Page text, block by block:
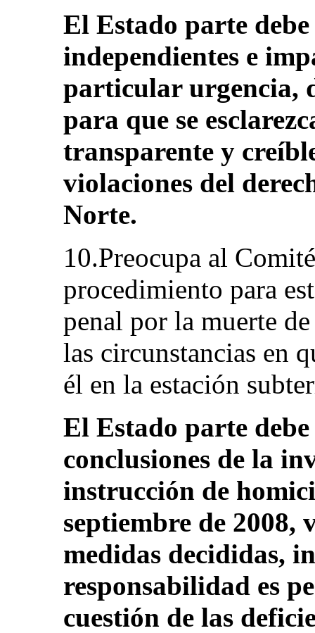
El Estado parte
independientes e
particular urgencia,
para que se
transparente y
violaciones del
Norte.
10.Preocupa al
procedimiento para
penal por la muerte
las circunstancias en
él en la estación
El Estado parte
conclusiones de la
instrucción de
septiembre de 2008,
medidas decididas,
responsabilidad es
cuestión de las